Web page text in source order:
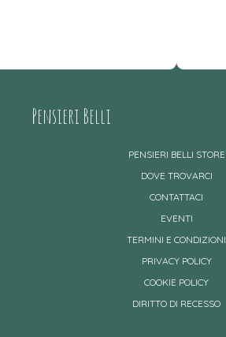
Pensieri Belli
PENSIERI BELLI STORE
DOVE TROVARCI
CONTATTACI
EVENTI
TERMINI E CONDIZIONI
PRIVACY POLICY
COOKIE POLICY
DIRITTO DI RECESSO